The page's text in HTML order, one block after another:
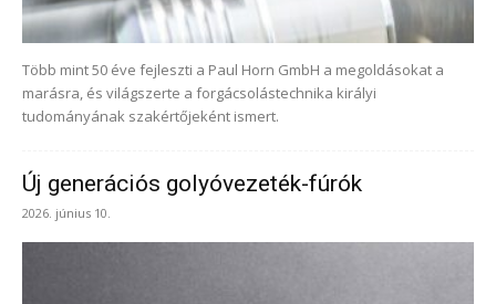
Több mint 50 éve fejleszti a Paul Horn GmbH a megoldásokat a
marásra, és világszerte a forgácsolástechnika királyi
tudományának szakértőjeként ismert.
Új generációs golyóvezeték-fúrók
2026. június 10.